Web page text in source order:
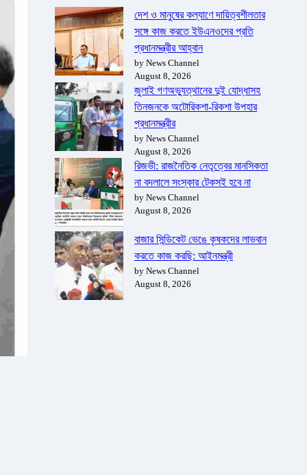
দেশ ও মানুষের কল্যাণে দায়িত্বশীলতার
সঙ্গে কাজ করতে ইউএনওদের প্রতি
প্রধানমন্ত্রীর আহ্বান
by News Channel
August 8, 2026
জুলাই গণঅভ্যুত্থানের দুই যোদ্ধাসহ
তিনজনকে অটোরিকশা-রিকশা উপহার
প্রধানমন্ত্রীর
by News Channel
August 8, 2026
রিজভী: রাজনৈতিক নেতৃত্বের মানসিকতা
না বদলালে সংস্কার টেকসই হবে না
by News Channel
August 8, 2026
বাজার সিন্ডিকেট ভেঙে কৃষকদের লাভবান
করতে কাজ করছি: আইনমন্ত্রী
by News Channel
August 8, 2026